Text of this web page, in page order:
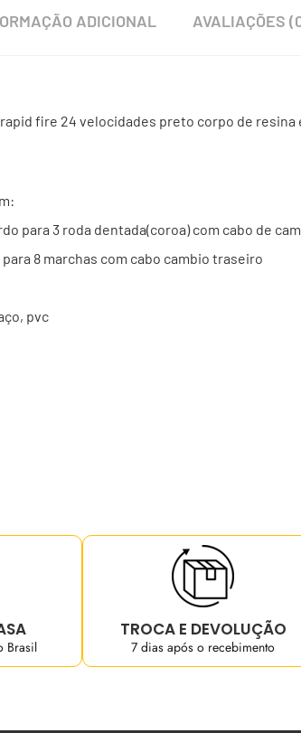
ADICIONAL AVALIAÇÕES
rapid fire 24 velocidades preto corpo de
para 3 roda dentada(coroa) com cabo de
8 marchas com cabo cambio traseiro
pvc
Brasil
TROCA E DEVOLUÇÃO
7 dias após o recebimento